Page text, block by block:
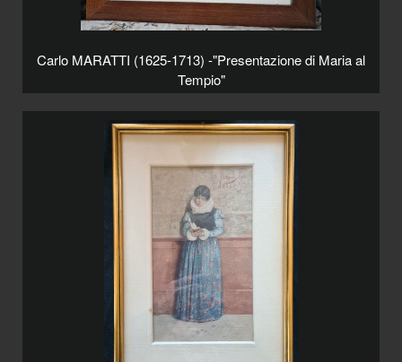
Carlo MARATTI (1625-1713) -"Presentazione di Maria al
Tempio"